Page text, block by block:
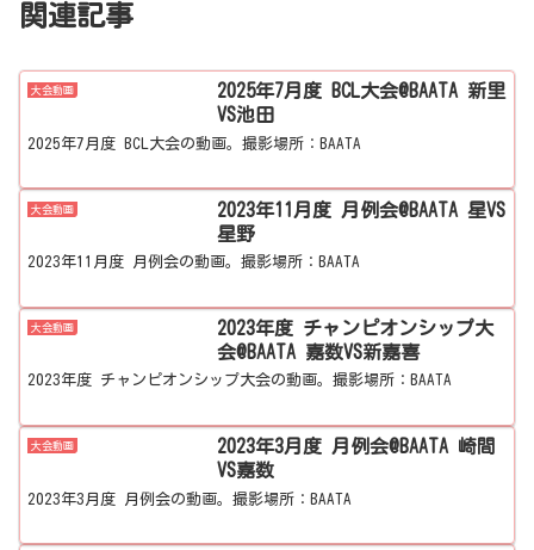
関連記事
大会動画
2025年7月度 BCL大会@BAATA 新里
VS池田
2025年7月度 BCL大会の動画。撮影場所：BAATA
大会動画
2023年11月度 月例会@BAATA 星VS
星野
2023年11月度 月例会の動画。撮影場所：BAATA
大会動画
2023年度 チャンピオンシップ大
会@BAATA 嘉数VS新嘉喜
2023年度 チャンピオンシップ大会の動画。撮影場所：BAATA
大会動画
2023年3月度 月例会@BAATA 崎間
VS嘉数
2023年3月度 月例会の動画。撮影場所：BAATA